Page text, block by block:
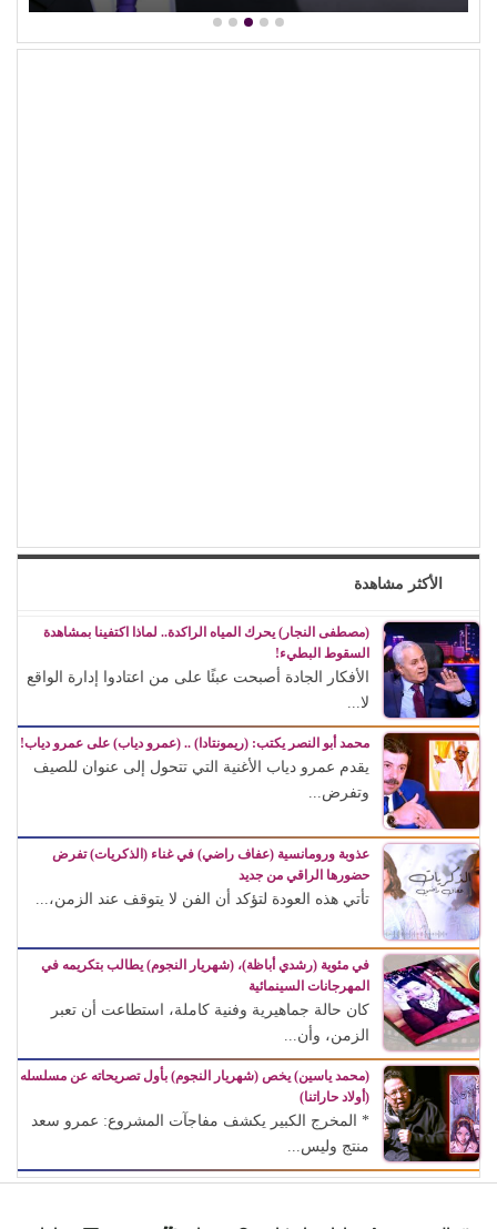
الأكثر مشاهدة
(مصطفى النجار) يحرك المياه الراكدة.. لماذا اكتفينا بمشاهدة
السقوط البطيء!
الأفكار الجادة أصبحت عبئًا على من اعتادوا إدارة الواقع
لا...
محمد أبو النصر يكتب: (ريمونتادا) .. (عمرو دياب) على عمرو دياب!
يقدم عمرو دياب الأغنية التي تتحول إلى عنوان للصيف
وتفرض...
عذوبة ورومانسية (عفاف راضي) في غناء (الذكريات) تفرض
حضورها الراقي من جديد
تأتي هذه العودة لتؤكد أن الفن لا يتوقف عند الزمن،...
في مئوية (رشدي أباظة)، (شهريار النجوم) يطالب بتكريمه في
المهرجانات السينمائية
كان حالة جماهيرية وفنية كاملة، استطاعت أن تعبر
الزمن، وأن...
(محمد ياسين) يخص (شهريار النجوم) بأول تصريحاته عن مسلسله
(أولاد حاراتنا)
* المخرج الكبير يكشف مفاجآت المشروع: عمرو سعد
منتج وليس...